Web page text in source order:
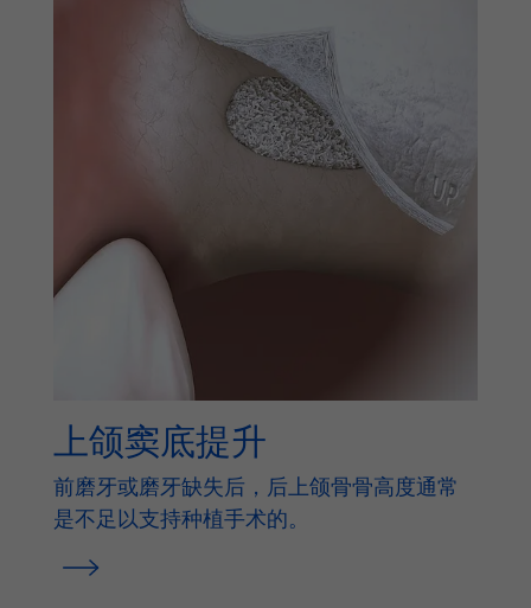
上颌窦底提升
前磨牙或磨牙缺失后，后上颌骨骨高度通常
是不足以支持种植手术的。